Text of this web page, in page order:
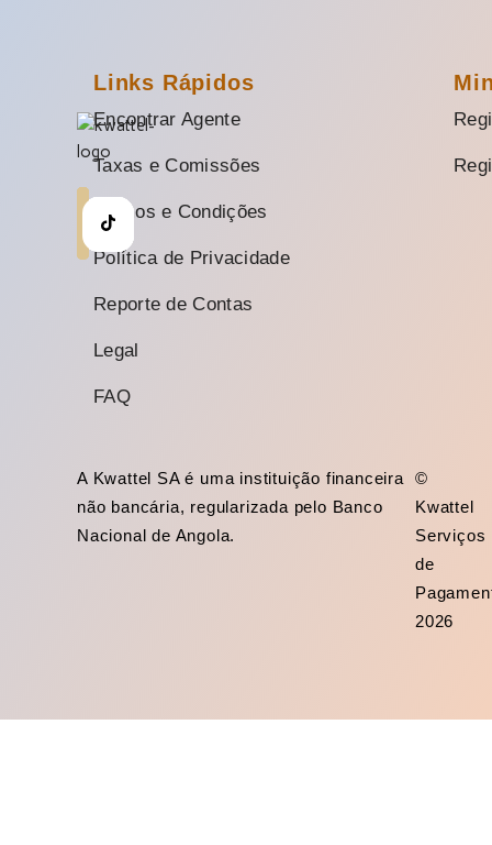
Links Rápidos
Encontrar Agente
Taxas e Comissões
Termos e Condições
Política de Privacidade
Reporte de Contas
Legal
FAQ
A Kwattel SA é uma instituição financeira
não bancária, regularizada pelo Banco
Nacional de Angola.
©
Kwattel
Serviços
de
2026